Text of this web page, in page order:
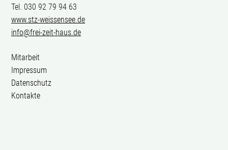
Tel. 030 92 79 94 63
www.stz-weissensee.de
info@frei-zeit-haus.de
Mitarbeit
Impressum
Datenschutz
Kontakte